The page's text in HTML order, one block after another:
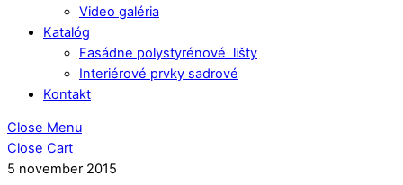
Video galéria
Katalóg
Fasádne polystyrénové lišty
Interiérové prvky sadrové
Kontakt
Close Menu
Close Cart
5 november 2015